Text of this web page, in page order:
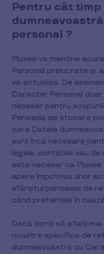
Pentru cât
personal ?
Pluxee va menține
Personal prelucrate și,
va actualiza. De
Caracter Personal
necesar pentru
Perioada de stocare
care Datele
sunt încă necesare
legale, contabile sau
este necesar ca
apere împotriva unor
sfârșitul perioadei de
când pretențiile în
Dacă doriți să aflați
noastre specifice de
dumneavoastră cu